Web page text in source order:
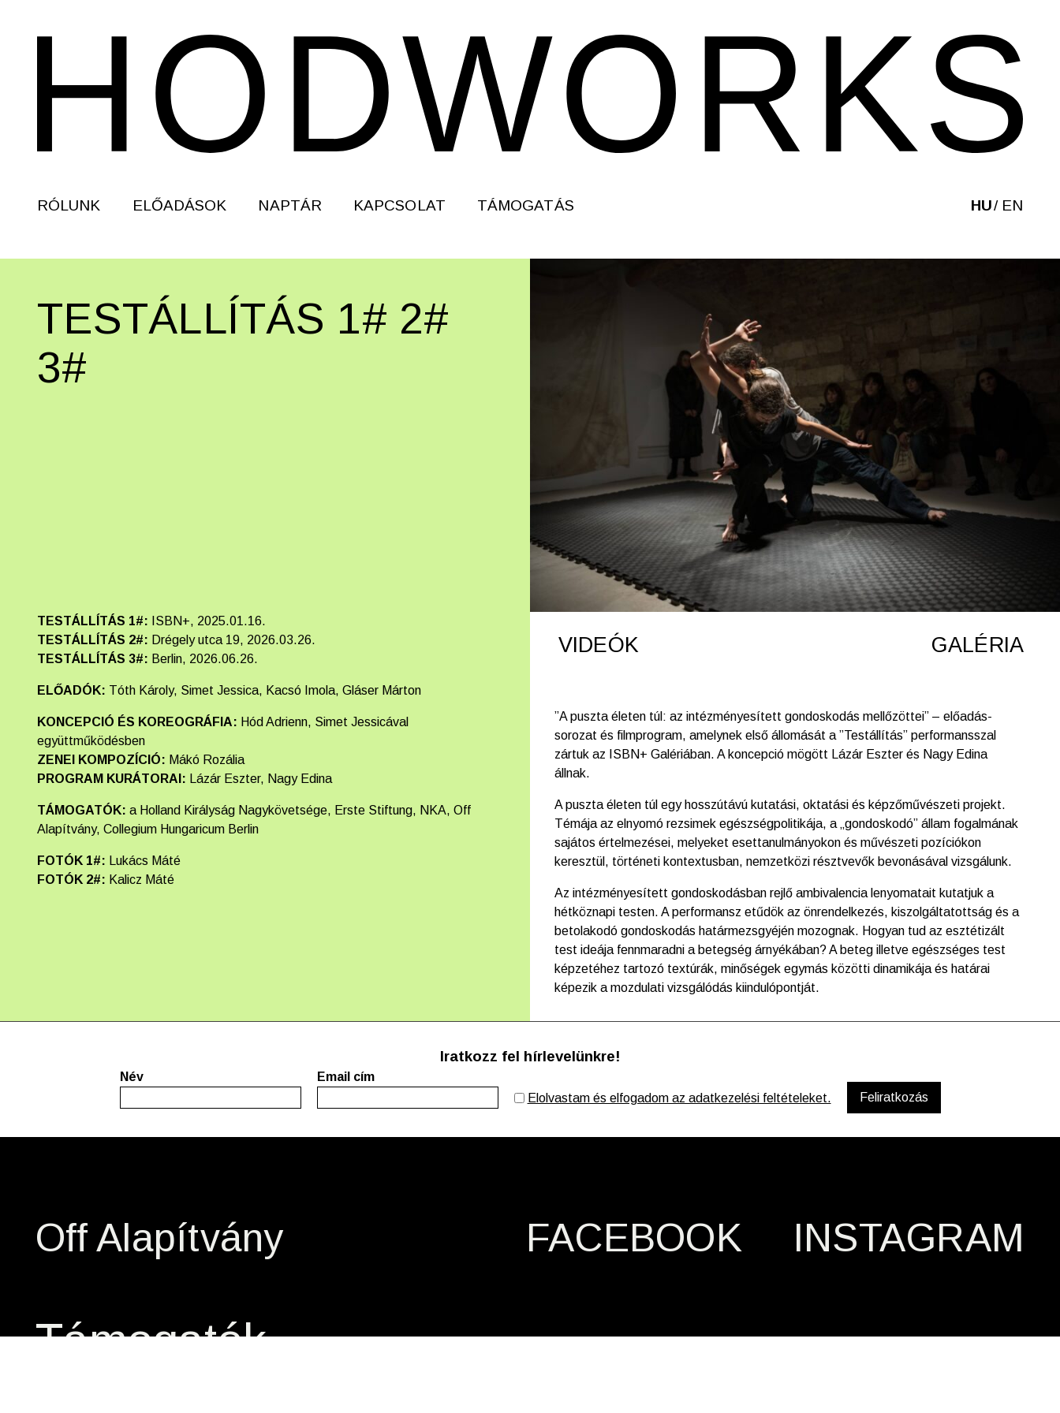
RÓLUNK ELŐADÁSOK NAPTÁR KAPCSOLAT TÁMOGATÁS HU EN
TESTÁLLÍTÁS 1# 2#
3#
TESTÁLLÍTÁS 1#:
ISBN+, 2025.01.16.
TESTÁLLÍTÁS 2#: Drégely utca 19, 2026.03.26.
TESTÁLLÍTÁS 3#: Berlin, 2026.06.26.
ELŐADÓK: Tóth Károly, Simet Jessica, Kacsó Imola, Gláser Márton
KONCEPCIÓ ÉS KOREOGRÁFIA: Hód Adrienn, Simet Jessicával
együttműködésben
ZENEI KOMPOZÍCIÓ: Mákó Rozália
PROGRAM KURÁTORAI: Lázár Eszter, Nagy Edina
TÁMOGATÓK: a Holland Királyság Nagykövetsége, Erste Stiftung, NKA, Off
Alapítvány, Collegium Hungaricum Berlin
FOTÓK 1#: Lukács Máté
FOTÓK 2#: Kalicz Máté
VIDEÓK GALÉRIA
”A puszta életen túl: az intézményesített gondoskodás mellőzöttei” – előadás-
sorozat és filmprogram, amelynek első állomását a ”Testállítás” performansszal
zártuk az ISBN+ Galériában. A koncepció mögött Lázár Eszter és Nagy Edina
állnak.
A puszta életen túl egy hosszútávú kutatási, oktatási és képzőművészeti projekt.
Témája az elnyomó rezsimek egészségpolitikája, a „gondoskodó” állam fogalmának
sajátos értelmezései, melyeket esettanulmányokon és művészeti pozíciókon
keresztül, történeti kontextusban, nemzetközi résztvevők bevonásával vizsgálunk.
Az intézményesített gondoskodásban rejlő ambivalencia lenyomatait kutatjuk a
hétköznapi testen. A performansz etűdök az önrendelkezés, kiszolgáltatottság és a
betolakodó gondoskodás határmezsgyéjén mozognak. Hogyan tud az esztétizált
test ideája fennmaradni a betegség árnyékában? A beteg illetve egészséges test
képzetéhez tartozó textúrák, minőségek egymás közötti dinamikája és határai
képezik a mozdulati vizsgálódás kiindulópontját.
Iratkozz fel hírlevelünkre!
Név
Email cím
Elolvastam és elfogadom az adatkezelési feltételeket.
Off Alapítvány FACEBOOK INSTAGRAM
Támogatók